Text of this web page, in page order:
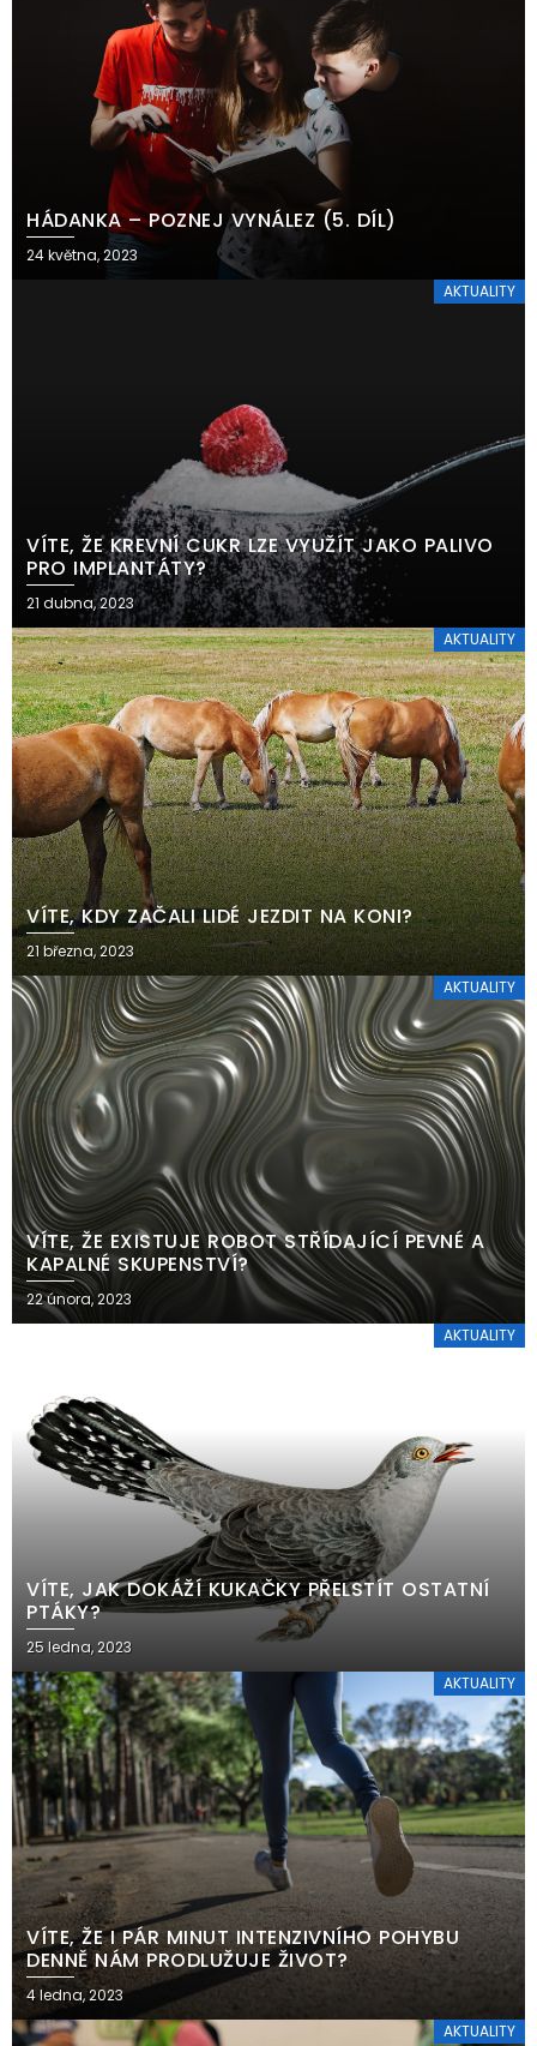
HÁDANKA – POZNEJ VYNÁLEZ (5. DÍL)
24 května, 2023
AKTUALITY
VÍTE, ŽE KREVNÍ CUKR LZE VYUŽÍT JAKO PALIVO
PRO IMPLANTÁTY?
21 dubna, 2023
AKTUALITY
VÍTE, KDY ZAČALI LIDÉ JEZDIT NA KONI?
21 března, 2023
AKTUALITY
VÍTE, ŽE EXISTUJE ROBOT STŘÍDAJÍCÍ PEVNÉ A
KAPALNÉ SKUPENSTVÍ?
22 února, 2023
AKTUALITY
VÍTE, JAK DOKÁŽÍ KUKAČKY PŘELSTÍT OSTATNÍ
PTÁKY?
25 ledna, 2023
AKTUALITY
VÍTE, ŽE I PÁR MINUT INTENZIVNÍHO POHYBU
DENNĚ NÁM PRODLUŽUJE ŽIVOT?
4 ledna, 2023
AKTUALITY